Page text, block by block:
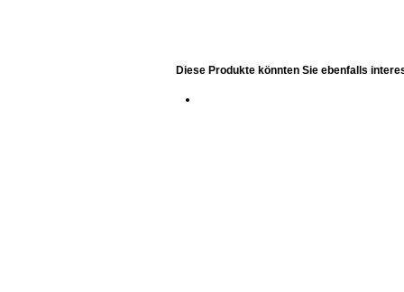
Diese Produkte könnten Sie ebenfalls